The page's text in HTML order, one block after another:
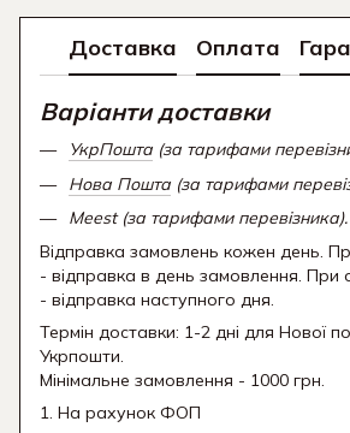
Доставка Оплата
Варіанти доставки
УкрПошта (за тарифами
Нова Пошта (за тарифами
Meest (за тарифами перевізника).
Відправка замовлень кожен день.
- відправка в день замовлення. При
- відправка наступного дня.
Термін доставки: 1-2 дні для Нової
Укрпошти.
Мінімальне замовлення - 1000 грн.
1. На рахунок ФОП